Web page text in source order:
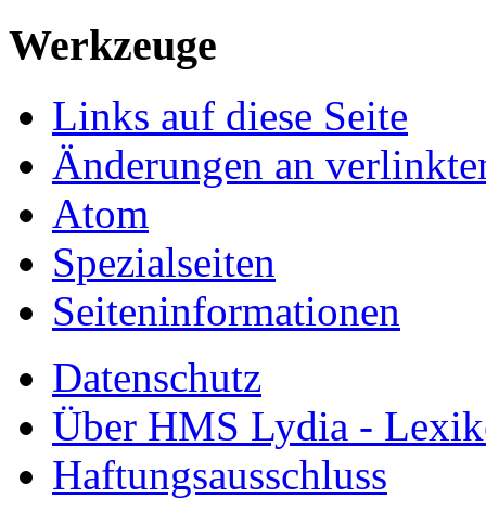
Werkzeuge
Links auf diese Seite
Änderungen an
Atom
Spezialseiten
Seiten­informationen
Datenschutz
Über HMS Lydia -
Haftungsausschluss